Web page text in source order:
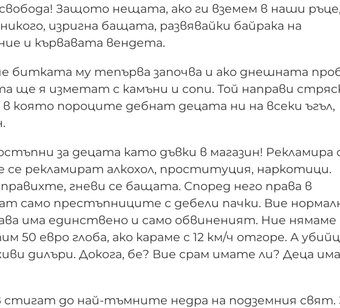
Защото нещата, ако ги вземем в наши
изригна бащата, развявайки байрака на
и кървавата вендета.
битката му тепърва започва и ако днешната
ще я изметат с камъни и сопи. Той направи
в която пороците дебнат децата ни на всеки ъгъл,
за децата като дъвки в магазин! Рекламира
се рекламират алкохол, проституция, наркотици.
гневи се бащата. Според него права в
само престъпниците с дебели пачки. Вие
има единствено и само обвиненият. Ние нямаме
50 евро глоба, ако караме с 12 км/ч отгоре. А
дилъри. Докога, бе? Вие срам имате ли? Деца
до най-тъмните недра на подземния свят.